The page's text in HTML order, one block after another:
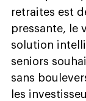
retraites est
pressante, le
solution
seniors
sans
les